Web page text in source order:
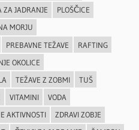
ZA JADRANJE
PLOŠČICE
MORJU
PREBAVNE TEŽAVE
RAFTING
OKOLICE
TEŽAVE Z ZOBMI
TUŠ
VITAMINI
VODA
AKTIVNOSTI
ZDRAVI ZOBJE